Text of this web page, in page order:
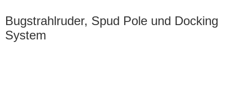
Bugstrahlruder, Spud Pole und Docking
System